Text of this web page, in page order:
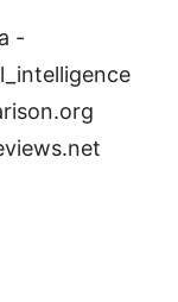
-